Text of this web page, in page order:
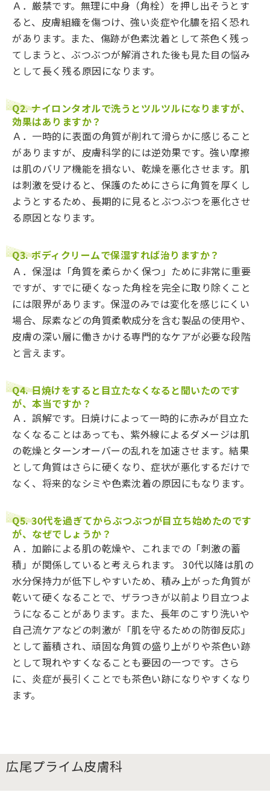
Ａ．厳禁です。無理に中身（角栓）を押し出そうとす
ると、皮膚組織を傷つけ、強い炎症や化膿を招く恐れ
があります。また、傷跡が色素沈着として茶色く残っ
てしまうと、ぶつぶつが解消された後も見た目の悩み
として長く残る原因になります。
Q2. ナイロンタオルで洗うとツルツルになりますが、
効果はありますか？
Ａ．一時的に表面の角質が削れて滑らかに感じること
がありますが、皮膚科学的には逆効果です。強い摩擦
は肌のバリア機能を損ない、乾燥を悪化させます。肌
は刺激を受けると、保護のためにさらに角質を厚くし
ようとするため、長期的に見るとぶつぶつを悪化させ
る原因となります。
Q3. ボディクリームで保湿すれば治りますか？
Ａ．保湿は「角質を柔らかく保つ」ために非常に重要
ですが、すでに硬くなった角栓を完全に取り除くこと
には限界があります。保湿のみでは変化を感じにくい
場合、尿素などの角質柔軟成分を含む製品の使用や、
皮膚の深い層に働きかける専門的なケアが必要な段階
と言えます。
Q4. 日焼けをすると目立たなくなると聞いたのです
が、本当ですか？
Ａ．誤解です。日焼けによって一時的に赤みが目立た
なくなることはあっても、紫外線によるダメージは肌
の乾燥とターンオーバーの乱れを加速させます。結果
として角質はさらに硬くなり、症状が悪化するだけで
なく、将来的なシミや色素沈着の原因にもなります。
Q5. 30代を過ぎてからぶつぶつが目立ち始めたのです
が、なぜでしょうか？
Ａ．加齢による肌の乾燥や、これまでの「刺激の蓄
積」が関係していると考えられます。 30代以降は肌の
水分保持力が低下しやすいため、積み上がった角質が
乾いて硬くなることで、ザラつきが以前より目立つよ
うになることがあります。また、長年のこすり洗いや
自己流ケアなどの刺激が「肌を守るための防御反応」
として蓄積され、頑固な角質の盛り上がりや茶色い跡
として現れやすくなることも要因の一つです。さら
に、炎症が長引くことでも茶色い跡になりやすくなり
ます。
広尾プライム皮膚科